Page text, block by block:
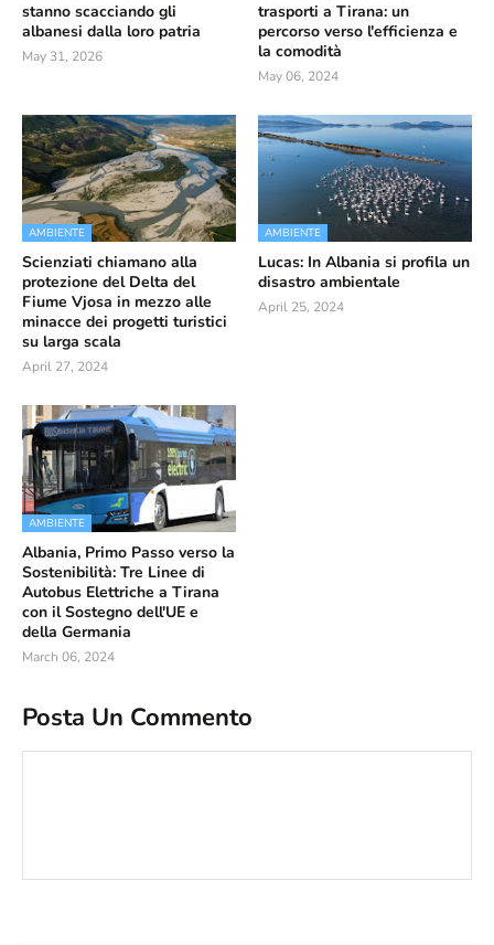
stanno scacciando gli
albanesi dalla loro patria
May 31, 2026
trasporti a Tirana: un
percorso verso l'efficienza e
la comodità
May 06, 2024
AMBIENTE
Scienziati chiamano alla
protezione del Delta del
Fiume Vjosa in mezzo alle
minacce dei progetti turistici
su larga scala
April 27, 2024
AMBIENTE
Lucas: In Albania si profila un
disastro ambientale
April 25, 2024
AMBIENTE
Albania, Primo Passo verso la
Sostenibilità: Tre Linee di
Autobus Elettriche a Tirana
con il Sostegno dell'UE e
della Germania
March 06, 2024
Posta Un Commento